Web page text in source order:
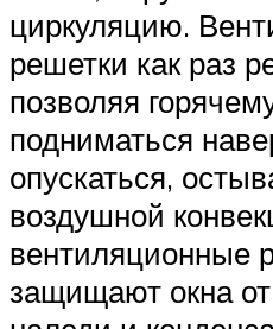
циркуляцию.
решетки как раз
позволяя
подниматься
опускаться,
воздушной
вентиляционные
защищают окна